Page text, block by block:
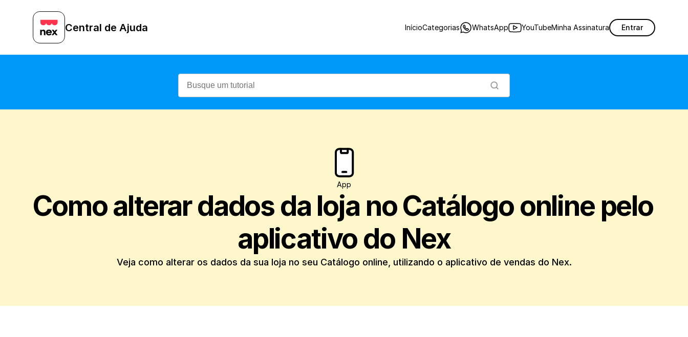
Central de Ajuda InícioCategorias WhatsApp YouTubeMinha Assinatura Entrar
App
Como alterar dados da loja no Catálogo online pelo
aplicativo do Nex
Veja como alterar os dados da sua loja no seu Catálogo online, utilizando o aplicativo de vendas do Nex.